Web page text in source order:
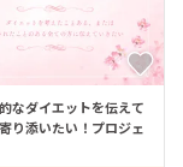
なダイエットを伝えて
り添いたい！プロジェ